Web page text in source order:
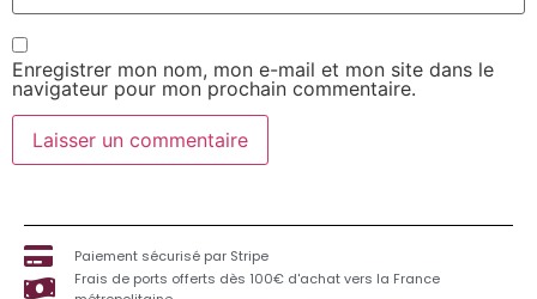
Enregistrer mon nom, mon e-mail et mon site dans le
navigateur pour mon prochain commentaire.
Paiement sécurisé par Stripe
Frais de ports offerts dès 100€ d'achat vers la France